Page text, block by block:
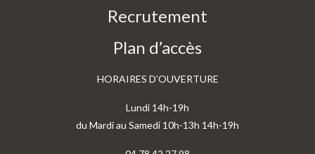
Recrutement
Plan d’accès
HORAIRES D’OUVERTURE
Lundi 14h-19h
du Mardi au Samedi 10h-13h 14h-19h